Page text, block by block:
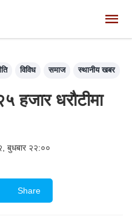
विविध समाज स्थानीय खबर
हजार धरौटीमा
बुधबार २२:००
Share